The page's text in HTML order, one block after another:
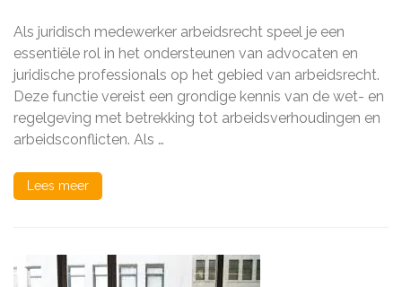
een
juridisch
medewerker
arbeidsrecht
in
het
Nederlandse
Als juridisch medewerker arbeidsrecht speel je een
essentiële rol in het ondersteunen van advocaten en
juridische professionals op het gebied van arbeidsrecht.
Deze functie vereist een grondige kennis van de wet- en
regelgeving met betrekking tot arbeidsverhoudingen en
arbeidsconflicten. Als …
Lees meer